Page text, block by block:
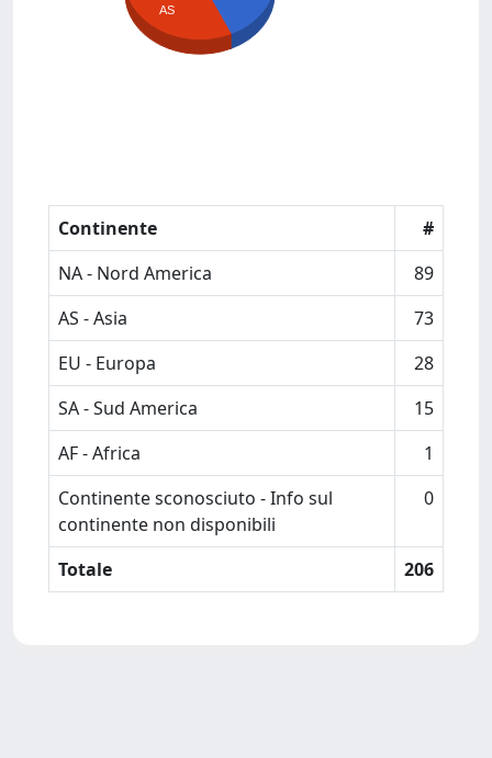
AS
Continente
#
NA - Nord America
89
AS - Asia
73
EU - Europa
28
SA - Sud America
15
AF - Africa
1
Continente sconosciuto - Info sul
continente non disponibili
0
Totale 206